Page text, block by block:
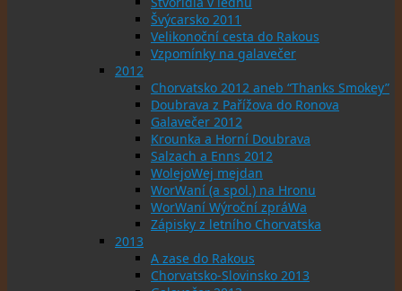
Švýcarsko 2011
Velikonoční cesta do Rakous
Vzpomínky na galavečer
2012
Chorvatsko 2012 aneb “Thanks Smokey”
Doubrava z Pařížova do Ronova
Galavečer 2012
Krounka a Horní Doubrava
Salzach a Enns 2012
WolejoWej mejdan
WorWaní (a spol.) na Hronu
WorWaní Wýroční zpráWa
Zápisky z letního Chorvatska
2013
A zase do Rakous
Chorvatsko-Slovinsko 2013